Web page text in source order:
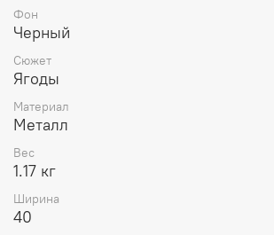
Фон
Черный
Сюжет
Ягоды
Материал
Металл
Вес
1.17 кг
Ширина
40